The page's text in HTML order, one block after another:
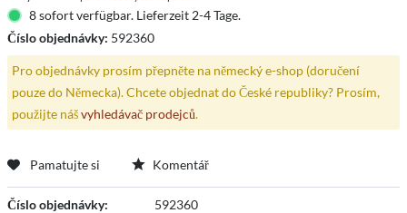
8 sofort verfügbar. Lieferzeit 2-4 Tage.
Číslo objednávky: 592360
Pro objednávky prosím přepněte na německý e-shop (doručení
pouze do Německa). Chcete objednat do České republiky? Prosím,
použijte nášvyhledávač prodejců.
Pamatujte si Komentář
Číslo objednávky: 592360